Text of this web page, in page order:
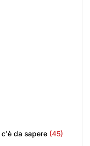
c'è da sapere (45)